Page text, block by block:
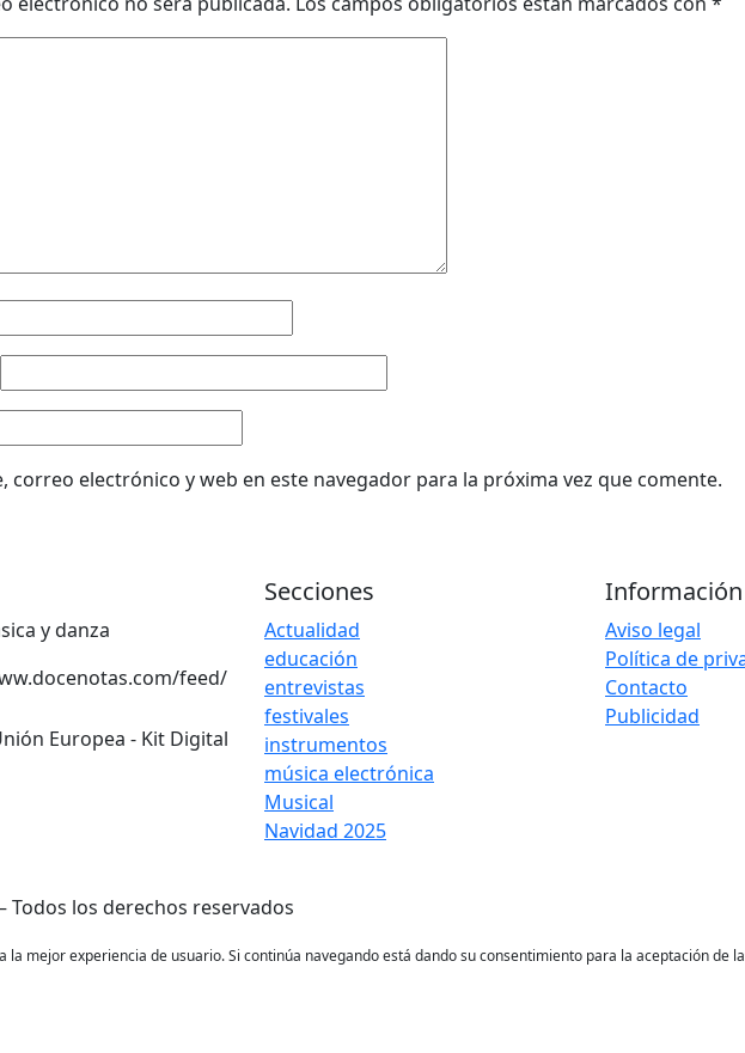
correo electrónico y web en este navegador para la próxima vez que comente.
y danza
feed/
Secciones
Actualidad
educación
entrevistas
festivales
instrumentos
música electrónica
Musical
Navidad 2025
Información
Aviso legal
Política de
Contacto
Publicidad
los derechos reservados
la mejor experiencia de usuario. Si continúa navegando está dando su consentimiento para la aceptación de